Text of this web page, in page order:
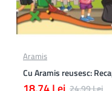
Aramis
24,99 Lei